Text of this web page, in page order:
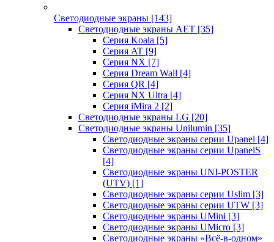
Светодиодные экраны [143]
Светодиодные экраны AET [35]
Cерия Koala [5]
Серия AT [9]
Серия NX [7]
Серия Dream Wall [4]
Серия QR [4]
Серия NX Ultra [4]
Серия iMira 2 [2]
Светодиодные экраны LG [20]
Светодиодные экраны Unilumin [35]
Светодиодные экраны серии Upanel [4]
Светодиодные экраны серии UpanelS
[4]
Светодиодные экраны UNI-POSTER
(UTV) [1]
Светодиодные экраны серии Uslim [3]
Светодиодные экраны серии UTW [3]
Светодиодные экраны UMini [3]
Светодиодные экраны UMicro [3]
Светодиодные экраны «Всё-в-одном»